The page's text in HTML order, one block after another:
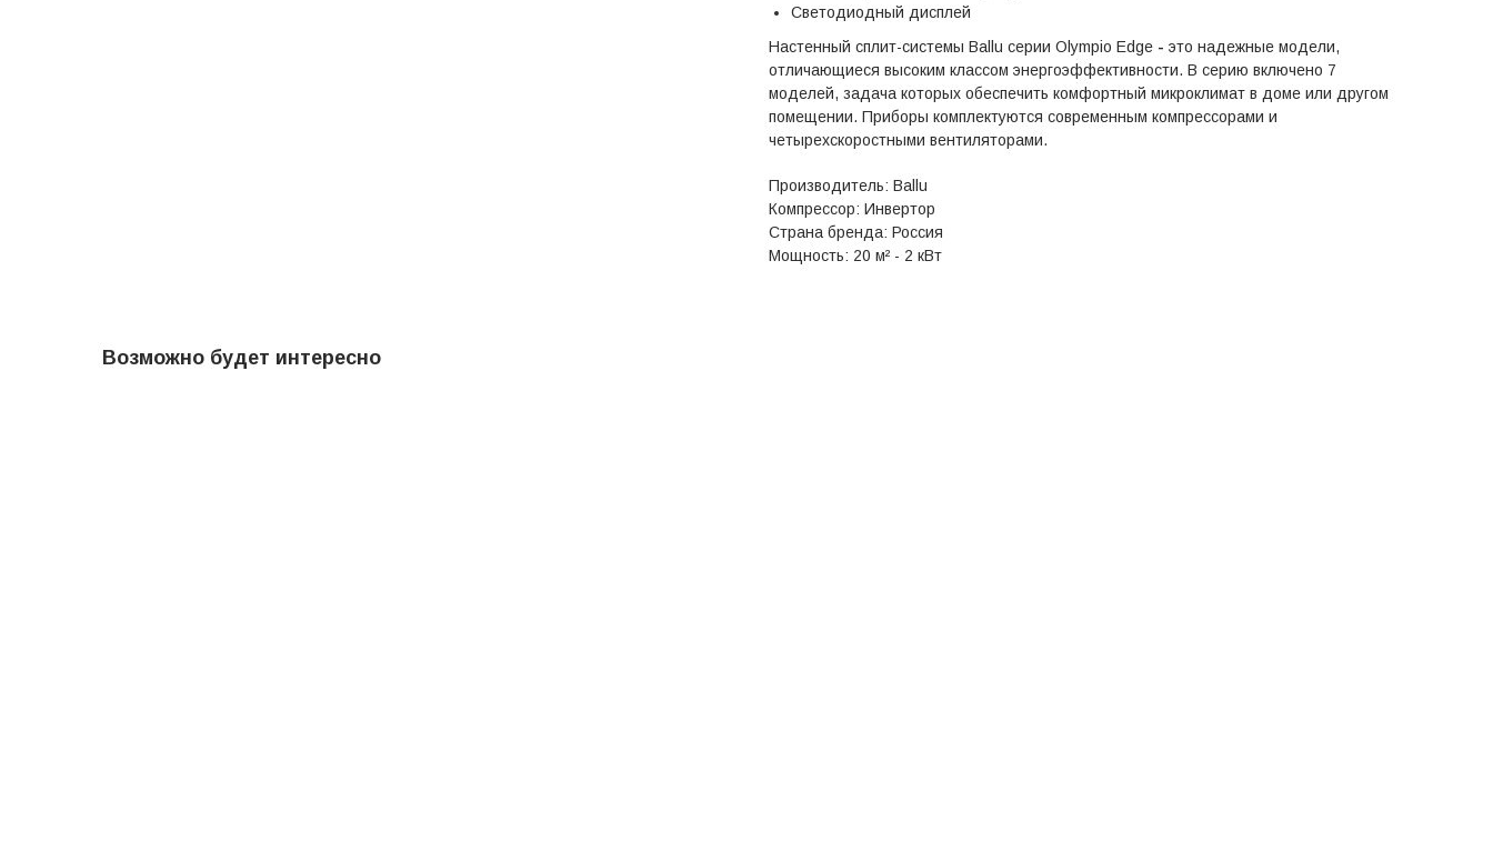
Светодиодный дисплей
Настенный сплит-системы Ballu серии Olympio Edge - это надежные модели,
отличающиеся высоким классом энергоэффективности. В серию включено 7
моделей, задача которых обеспечить комфортный микроклимат в доме или другом
помещении. Приборы комплектуются современным компрессорами и
четырехскоростными вентиляторами.
Производитель: Ballu
Компрессор: Инвертор
Страна бренда: Россия
Мощность: 20 м² - 2 кВт
Возможно будет интересно